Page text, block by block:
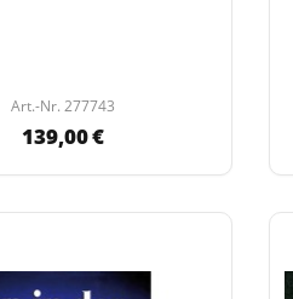
Art.-Nr. 277743
139,00 €